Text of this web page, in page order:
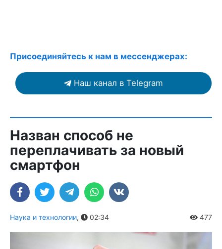
Присоединяйтесь к нам в мессенджерах:
Наш канал в Telegram
Назван способ не
переплачивать за новый
смартфон
Наука и технологии, 02:34 477